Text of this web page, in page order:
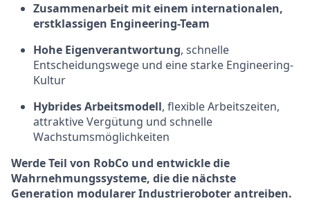
Zusammenarbeit mit einem internationalen,
erstklassigen Engineering-Team
Hohe Eigenverantwortung, schnelle
Entscheidungswege und eine starke Engineering-
Kultur
Hybrides Arbeitsmodell, flexible Arbeitszeiten,
attraktive Vergütung und schnelle
Wachstumsmöglichkeiten
Werde Teil von RobCo und entwickle die
Wahrnehmungssysteme, die die nächste
Generation modularer Industrieroboter antreiben.